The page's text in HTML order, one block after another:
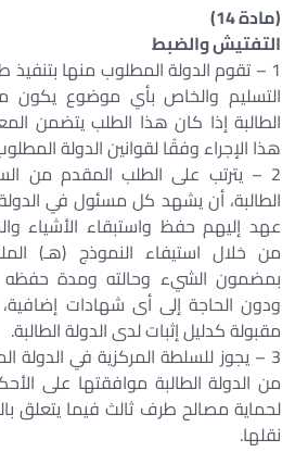
(مادة 14)
التفتيش والضبط
1 – تقوم الدولة المطلوب منها
التسليم والخاص بأي موضوع يكون
الطالبة إذا كان هذا الطلب يتضمن
هذا الإجراء وفقًا لقوانين الدولة
2 – يترتب على الطلب المقدم من
الطالبة، أن يشهد كل مسئول في
عهد إليهم حفظ واستبقاء الأشياء
من خلال استيفاء النموذج (هـ)
بمضمون الشيء وحالته ومدة حفظه
ودون الحاجة إلى أى شهادات
مقبولة كدليل إثبات لدى الدولة الطالبة.
3 – يجوز للسلطة المركزية في
من الدولة الطالبة موافقتها على
لحماية مصالح طرف ثالث فيما يتعلق
نقلها.